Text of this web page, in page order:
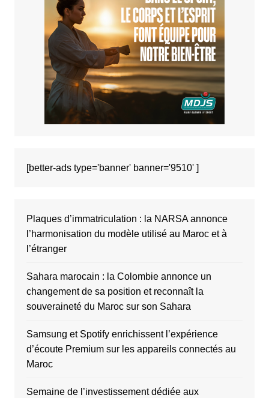
[better-ads type='banner' banner='9510' ]
Plaques d’immatriculation : la NARSA annonce
l’harmonisation du modèle utilisé au Maroc et à
l’étranger
Sahara marocain : la Colombie annonce un
changement de sa position et reconnaît la
souveraineté du Maroc sur son Sahara
Samsung et Spotify enrichissent l’expérience
d’écoute Premium sur les appareils connectés au
Maroc
Semaine de l’investissement dédiée aux